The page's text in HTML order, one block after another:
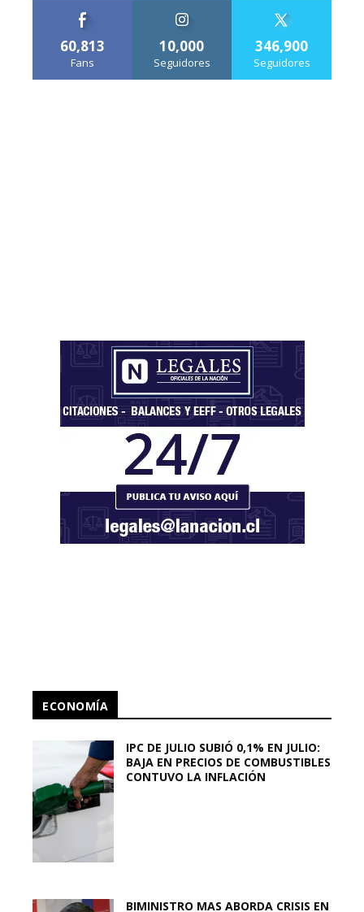
60,813
Fans
10,000
Seguidores
346,900
Seguidores
ECONOMÍA
IPC DE JULIO SUBIÓ 0,1% EN JULIO:
BAJA EN PRECIOS DE COMBUSTIBLES
CONTUVO LA INFLACIÓN
BIMINISTRO MAS ABORDA CRISIS EN